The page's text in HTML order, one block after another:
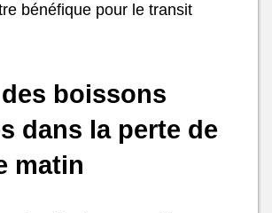
bénéfique pour le transit
boissons
dans la perte de
matin